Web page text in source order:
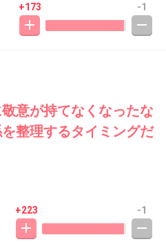
+173 -1
意が持てなくなったな
整理するタイミングだ
+223 -1